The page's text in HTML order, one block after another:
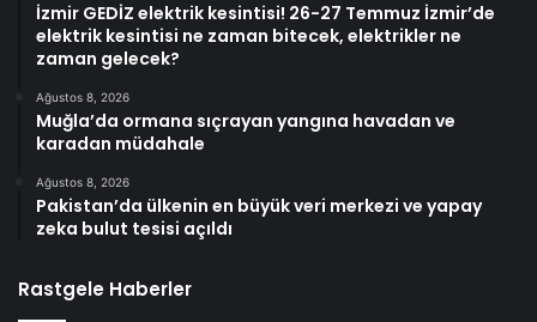
İzmir GEDİZ elektrik kesintisi! 26-27 Temmuz İzmir’de
elektrik kesintisi ne zaman bitecek, elektrikler ne
zaman gelecek?
Ağustos 8, 2026
Muğla’da ormana sıçrayan yangına havadan ve
karadan müdahale
Ağustos 8, 2026
Pakistan’da ülkenin en büyük veri merkezi ve yapay
zeka bulut tesisi açıldı
Rastgele Haberler